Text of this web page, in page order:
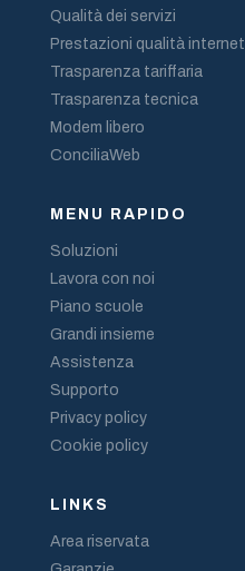
Qualità dei servizi
Prestazioni qualità internet
Trasparenza tariffaria
Trasparenza tecnica
Modem libero
ConciliaWeb
MENU RAPIDO
Soluzioni
Lavora con noi
Piano scuole
Grandi insieme
Assistenza
Supporto
Privacy policy
Cookie policy
LINKS
Area riservata